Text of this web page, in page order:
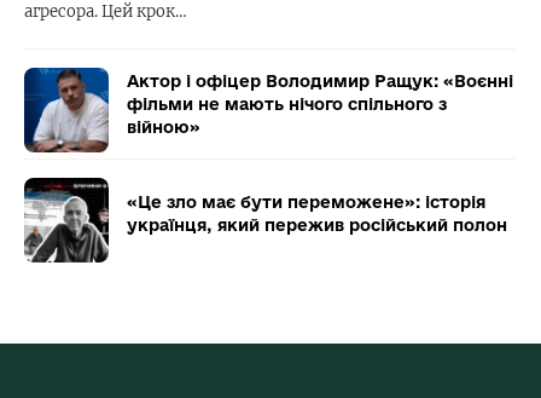
агресора. Цей крок…
Актор і офіцер Володимир Ращук: «Воєнні
фільми не мають нічого спільного з
війною»
«Це зло має бути переможене»: історія
українця, який пережив російський полон